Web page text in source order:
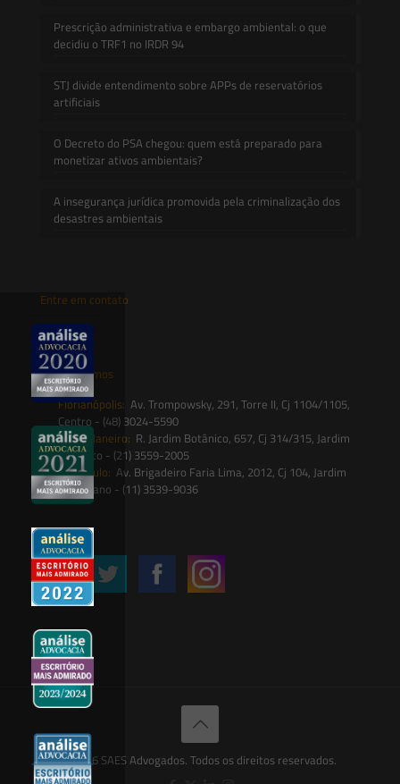
Prescrição administrativa e embargo ambiental: o que
decidiu o TRF1 no IRDR 94
STJ divide entendimento sobre APPs de reservatórios
artificiais
O Decreto do PSA chegou: quem está preparado para
monetizar ativos ambientais?
A insegurança jurídica promovida pela criminalização dos
desastres ambientais
Entre em contato
contato@saesadvogados.com.br
Onde estamos
Florianópolis: Av. Trompowsky, 291, Torre II, Cj 1104/1105,
Centro - (48) 3024-5590
Rio de Janeiro: R. Jardim Botânico, 657, Cj 314/315, Jardim
Botânico - (21) 3559-2005
São Paulo: Av. Brigadeiro Faria Lima, 2012, Cj 104, Jardim
Paulistano - (11) 3539-9036
Siga-nos
© 2026 SAES Advogados. Todos os direitos reservados.